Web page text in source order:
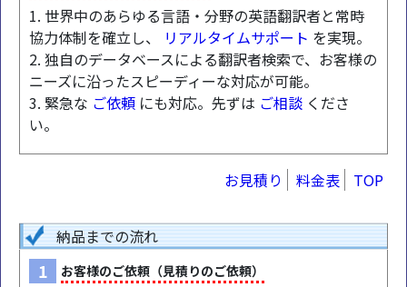
1. 世界中のあらゆる言語・分野の英語翻訳者と常時
協力体制を確立し、
リアルタイムサポート を実現。
2. 独自のデータベースによる翻訳者検索で、お客様の
ニーズに沿ったスピーディーな対応が可能。
3. 緊急な ご依頼 にも対応。先ずは ご相談 くださ
い。
お見積り 料金表 TOP
納品までの流れ
1 お客様のご依頼（見積りのご依頼）